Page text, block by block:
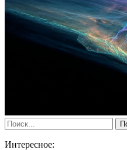
Интересное: